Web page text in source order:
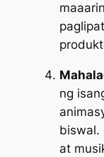
ng
biswal.
at